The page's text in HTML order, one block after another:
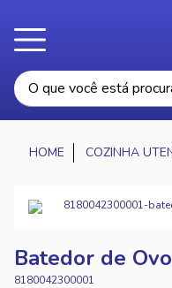
COZINHA
Batedor de
8180042300001